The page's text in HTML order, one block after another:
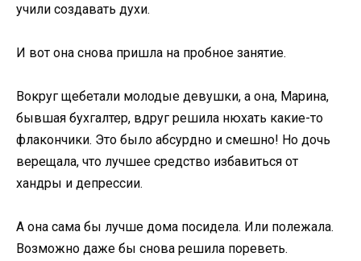
учили создавать духи.
И вот она снова пришла на пробное занятие.
Вокруг щебетали молодые девушки, а она, Марина,
бывшая бухгалтер, вдруг решила нюхать какие-то
флакончики. Это было абсурдно и смешно! Но дочь
верещала, что лучшее средство избавиться от
хандры и депрессии.
А она сама бы лучше дома посидела. Или полежала.
Возможно даже бы снова решила пореветь.